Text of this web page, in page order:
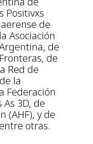
Positivxs
de
Asociación
de
de
Red de
la
Federación
3D, de
(AHF), y de
otras.